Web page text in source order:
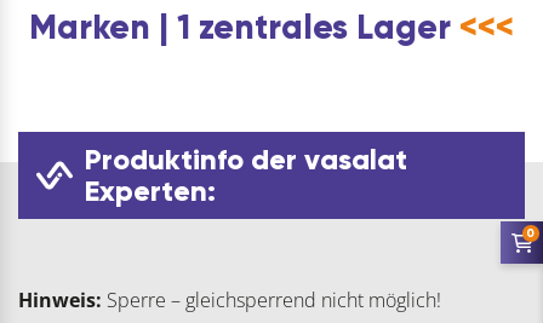
Marken | 1 zentrales Lager <<<
Produktinfo der vasalat
Experten:
Hinweis: Sperre – gleichsperrend nicht möglich!
0